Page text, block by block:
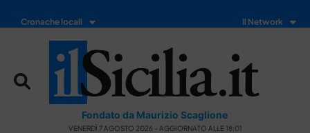
Cronache locali Il Network
Fondato da Maurizio Scaglione
VENERDÌ 7 AGOSTO 2026 - AGGIORNATO ALLE 18:01